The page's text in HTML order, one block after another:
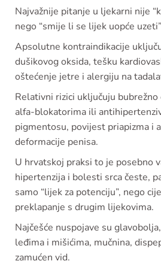
Najvažnije pitanje u ljekarni nije
nego “smije li se lijek uopće
Apsolutne kontraindikacije
dušikovog oksida, tešku
oštećenje jetre i alergiju na
Relativni rizici uključuju
alfa-blokatorima ili
pigmentosu, povijest priapizma i
deformacije penisa.
U hrvatskoj praksi to je posebno
hipertenzija i bolesti srca česte,
samo “lijek za potenciju”, nego
preklapanje s drugim lijekovima.
Najčešće nuspojave su
leđima i mišićima, mučnina,
zamućen vid.